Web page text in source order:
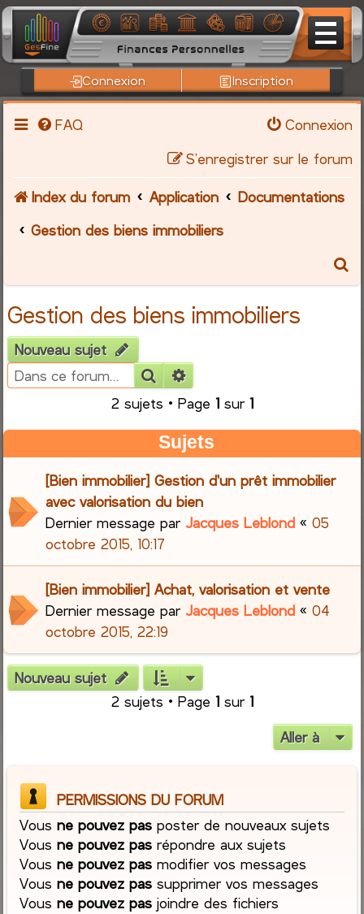
Connexion Inscription
FAQ
Connexion
S’enregistrer sur le forum
Index du forum Application
Documentations
Gestion des biens immobiliers
r
c
r
Gestion des biens immobiliers
Nouveau sujet
Rechercher
2 sujets • Page 1sur 1
Sujets
[Bien immobilier] Gestion d'un prêt immobilier
avec valorisation du bien
Dernier message parJacques Leblond «05
octobre 2015, 10:17
[Bien immobilier] Achat, valorisation et vente
Dernier message parJacques Leblond «04
octobre 2015, 22:19
Nouveau sujet
2 sujets • Page 1sur 1
Aller à
PERMISSIONS DU FORUM
Vousne pouvez pas poster de nouveaux sujets
Vousne pouvez pas répondre aux sujets
Vousne pouvez pas modifier vos messages
Vousne pouvez pas supprimer vos messages
Vousne pouvez pas joindre des fichiers